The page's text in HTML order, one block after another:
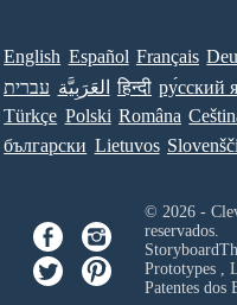
English Español Français
עברית العَرَبِيَّة हिन्दी ру́сский
Türkçe Polski Româna
български Lietuvos
© 2026 -
reservados.
Prototypes ,
Patentes dos